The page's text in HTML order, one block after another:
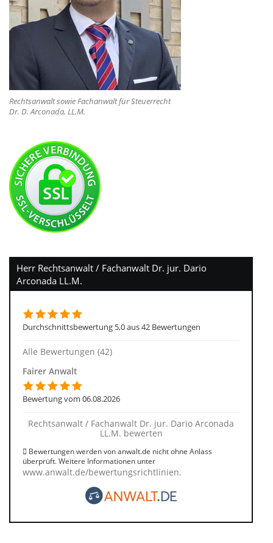
Rechtsanwalt sowie Fachanwalt für Steuerrecht
Dr. D. Arconada, LL.M.
Herr Rechtsanwalt / Fachanwalt Dr. jur. Dario
Arconada LL.M.
Durchschnittsbewertung 5,0 aus 42 Bewertungen
Alle Bewertungen (42)
Fairer Anwalt
Bewertung vom 06.08.2026
Rechtsanwalt / Fachanwalt Dr. jur. Dario Arconada
LL.M. bewerten
Bewertungen werden von anwalt.de nicht ohne Anlass
überprüft. Weitere Informationen unter
www.anwalt.de/bewertungsrichtlinien.